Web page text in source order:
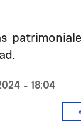
- 18:04